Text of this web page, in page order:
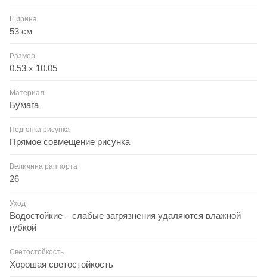
Ширина
53 см
Размер
0.53 x 10.05
Материал
Бумага
Подгонка рисунка
Прямое совмещение рисунка
Величина раппорта
26
Уход
Водостойкие – слабые загрязнения удаляются влажной
губкой
Светостойкость
Хорошая светостойкость